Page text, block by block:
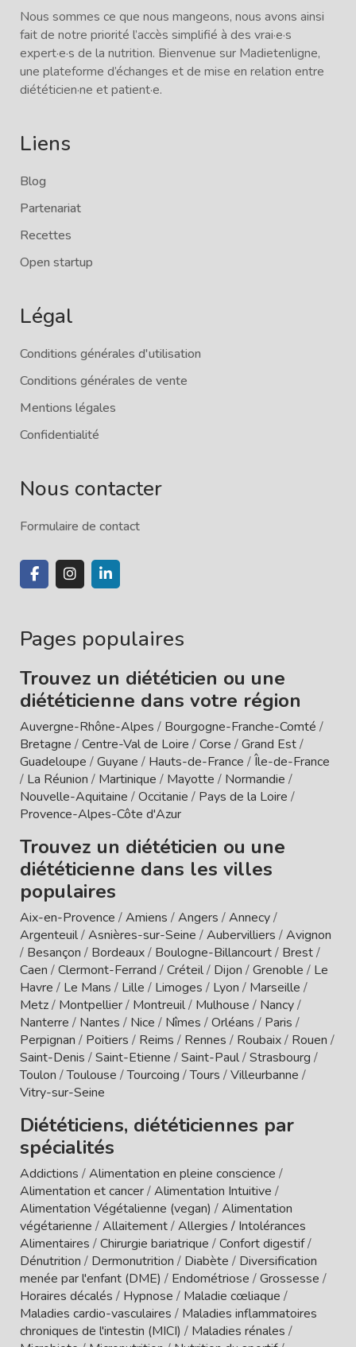
Nous sommes ce que nous mangeons, nous avons ainsi
fait de notre priorité l’accès simplifié à des vrai·e·s
expert·e·s de la nutrition. Bienvenue sur Madietenligne,
une plateforme d’échanges et de mise en relation entre
diététicien·ne et patient·e.
Liens
Blog
Partenariat
Recettes
Open startup
Légal
Conditions générales d'utilisation
Conditions générales de vente
Mentions légales
Confidentialité
Nous contacter
Formulaire de contact
Pages populaires
Trouvez un diététicien ou une
diététicienne dans votre région
Auvergne-Rhône-Alpes / Bourgogne-Franche-Comté /
Bretagne /Centre-Val de Loire /Corse /Grand Est/
Guadeloupe /Guyane / Hauts-de-France /Île-de-France
/ La Réunion / Martinique / Mayotte / Normandie /
Nouvelle-Aquitaine /Occitanie / Pays de la Loire /
Provence-Alpes-Côte d'Azur
Trouvez un diététicien ou une
diététicienne dans les villes
populaires
Aix-en-Provence /Amiens /Angers /Annecy/
Argenteuil/Asnières-sur-Seine /Aubervilliers /Avignon
/ Besançon / Bordeaux/ Boulogne-Billancourt/ Brest/
Caen /Clermont-Ferrand /Créteil/ Dijon /Grenoble / Le
Havre / Le Mans / Lille / Limoges / Lyon / Marseille /
Metz/ Montpellier/ Montreuil/ Mulhouse / Nancy/
Nanterre / Nantes / Nice / Nîmes /Orléans / Paris /
Perpignan / Poitiers / Reims / Rennes / Roubaix/ Rouen /
Saint-Denis /Saint-Etienne /Saint-Paul/Strasbourg /
Toulon /Toulouse /Tourcoing /Tours /Villeurbanne /
Vitry-sur-Seine
Diététiciens, diététiciennes par
spécialités
Addictions /Alimentation en pleine conscience /
Alimentation et cancer/Alimentation Intuitive /
Alimentation Végétalienne (vegan) /Alimentation
végétarienne /Allaitement/Allergies / Intolérances
Alimentaires /Chirurgie bariatrique /Confort digestif/
Dénutrition / Dermonutrition / Diabète / Diversification
menée par l'enfant (DME) / Endométriose /Grossesse /
Horaires décalés / Hypnose / Maladie cœliaque /
Maladies cardio-vasculaires / Maladies inflammatoires
chroniques de l'intestin (MICI) / Maladies rénales /